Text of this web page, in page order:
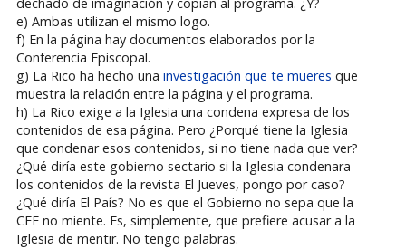
e) Ambas utilizan el mismo logo.
f) En la página hay documentos elaborados por la
Conferencia Episcopal.
g) La Rico ha hecho una investigación que te mueres que
muestra la relación entre la página y el programa.
h) La Rico exige a la Iglesia una condena expresa de los
contenidos de esa página. Pero ¿Porqué tiene la Iglesia
que condenar esos contenidos, si no tiene nada que ver?
¿Qué diría este gobierno sectario si la Iglesia condenara
los contenidos de la revista El Jueves, pongo por caso?
¿Qué diría El País? No es que el Gobierno no sepa que la
CEE no miente. Es, simplemente, que prefiere acusar a la
Iglesia de mentir. No tengo palabras.